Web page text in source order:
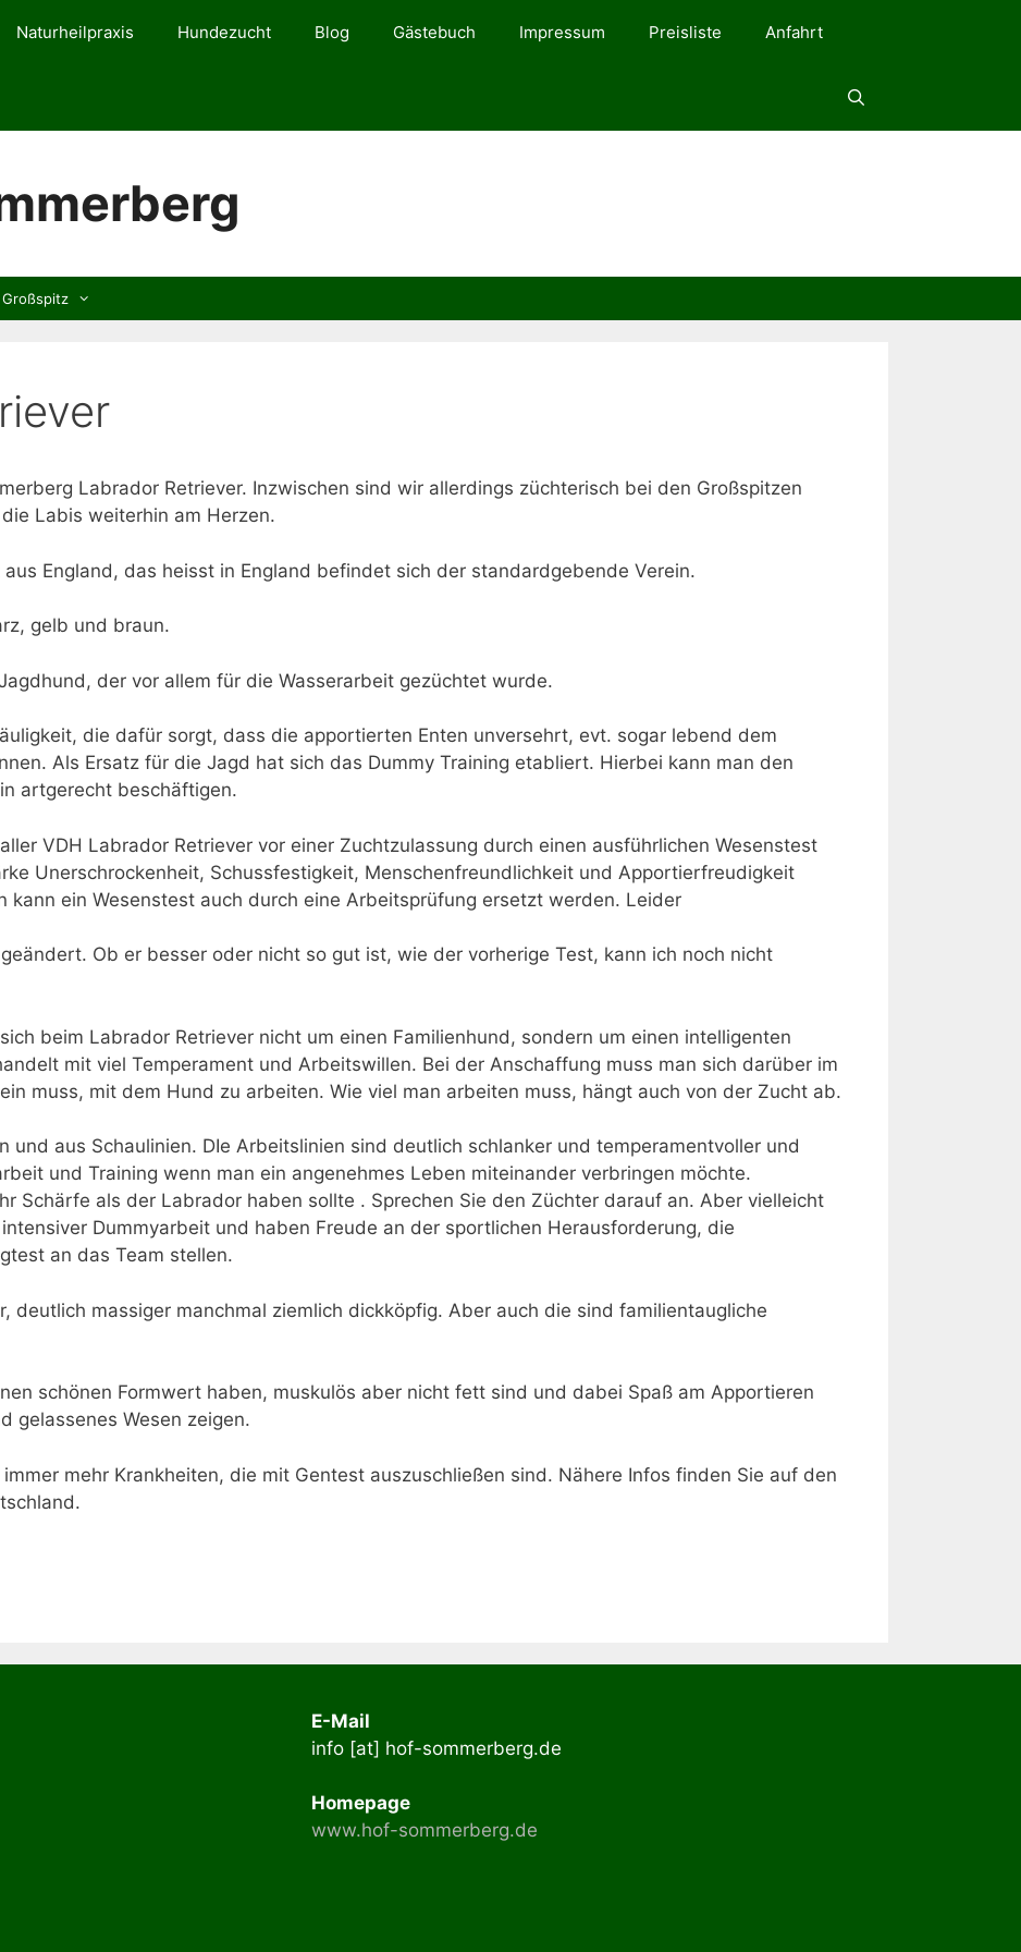
Naturheilpraxis Hundezucht Blog Gästebuch Impressum Preisliste Anfahrt
Labrador Retriever. Inzwischen sind wir allerdings züchterisch bei den Großspitzen
Labis weiterhin am Herzen.
England, das heisst in England befindet sich der standardgebende Verein.
gelb und braun.
der vor allem für die Wasserarbeit gezüchtet wurde.
die dafür sorgt, dass die apportierten Enten unversehrt, evt. sogar lebend dem
Als Ersatz für die Jagd hat sich das Dummy Training etabliert. Hierbei kann man den
artgerecht beschäftigen.
VDH Labrador Retriever vor einer Zuchtzulassung durch einen ausführlichen Wesenstest
Unerschrockenheit, Schussfestigkeit, Menschenfreundlichkeit und Apportierfreudigkeit
kann ein Wesenstest auch durch eine Arbeitsprüfung ersetzt werden. Leider
Ob er besser oder nicht so gut ist, wie der vorherige Test, kann ich noch nicht
beim Labrador Retriever nicht um einen Familienhund, sondern um einen intelligenten
mit viel Temperament und Arbeitswillen. Bei der Anschaffung muss man sich darüber im
muss, mit dem Hund zu arbeiten. Wie viel man arbeiten muss, hängt auch von der Zucht ab.
und aus Schaulinien. DIe Arbeitslinien sind deutlich schlanker und temperamentvoller und
und Training wenn man ein angenehmes Leben miteinander verbringen möchte.
Schärfe als der Labrador haben sollte . Sprechen Sie den Züchter darauf an. Aber vielleicht
Dummyarbeit und haben Freude an der sportlichen Herausforderung, die
an das Team stellen.
deutlich massiger manchmal ziemlich dickköpfig. Aber auch die sind familientaugliche
schönen Formwert haben, muskulös aber nicht fett sind und dabei Spaß am Apportieren
gelassenes Wesen zeigen.
mehr Krankheiten, die mit Gentest auszuschließen sind. Nähere Infos finden Sie auf den
E-Mail
info [at] hof-sommerberg.de
Homepage
www.hof-sommerberg.de